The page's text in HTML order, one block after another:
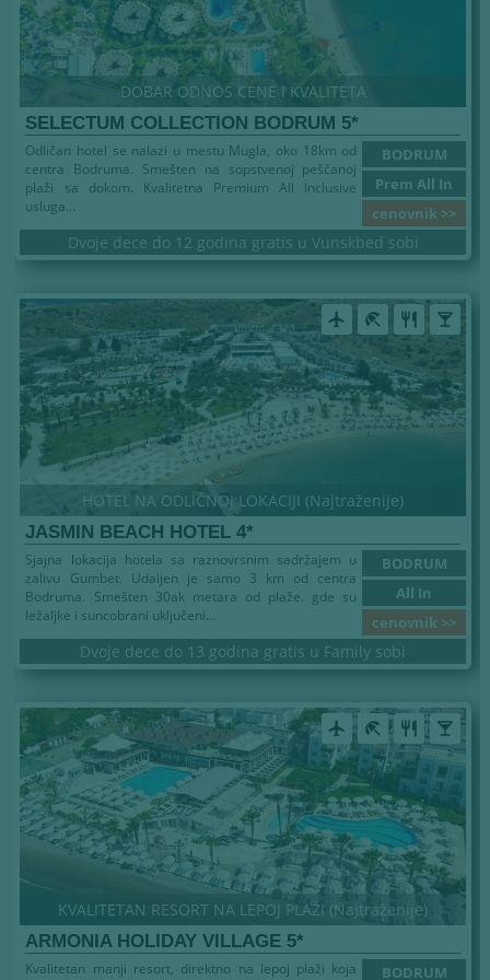
DOBAR ODNOS CENE I KVALITETA
SELECTUM COLLECTION BODRUM 5*
BODRUM
Prem All In
cenovnik >>
Odličan hotel se nalazi u mestu Mugla, oko 18km od
centra Bodruma. Smešten na sopstvenoj peščanoj
plaži sa dokom. Kvalitetna Premium All Inclusive
usluga...
Dvoje dece do 12 godina gratis u Vunskbed sobi
airplanemode_active beach_access restaurant local_bar
HOTEL NA ODLIČNOJ LOKACIJI (Najtraženije)
JASMIN BEACH HOTEL 4*
BODRUM
All In
cenovnik >>
Sjajna lokacija hotela sa raznovrsnim sadržajem u
zalivu Gumbet. Udaljen je samo 3 km od centra
Bodruma. Smešten 30ak metara od plaže. gde su
ležaljke i suncobrani uključeni...
Dvoje dece do 13 godina gratis u Family sobi
airplanemode_active beach_access restaurant local_bar
KVALITETAN RESORT NA LEPOJ PLAŽI (Najtraženije)
ARMONIA HOLIDAY VILLAGE 5*
BODRUM
Kvalitetan manji resort, direktno na lepoj plaži koja